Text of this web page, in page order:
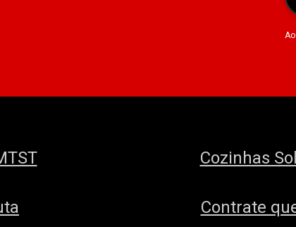
Cozinhas
Contrate